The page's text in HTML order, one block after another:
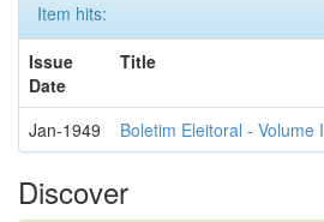
Item hits:
Issue
Date
Title
Jan-1949 Boletim Eleitoral - Volume I
Discover